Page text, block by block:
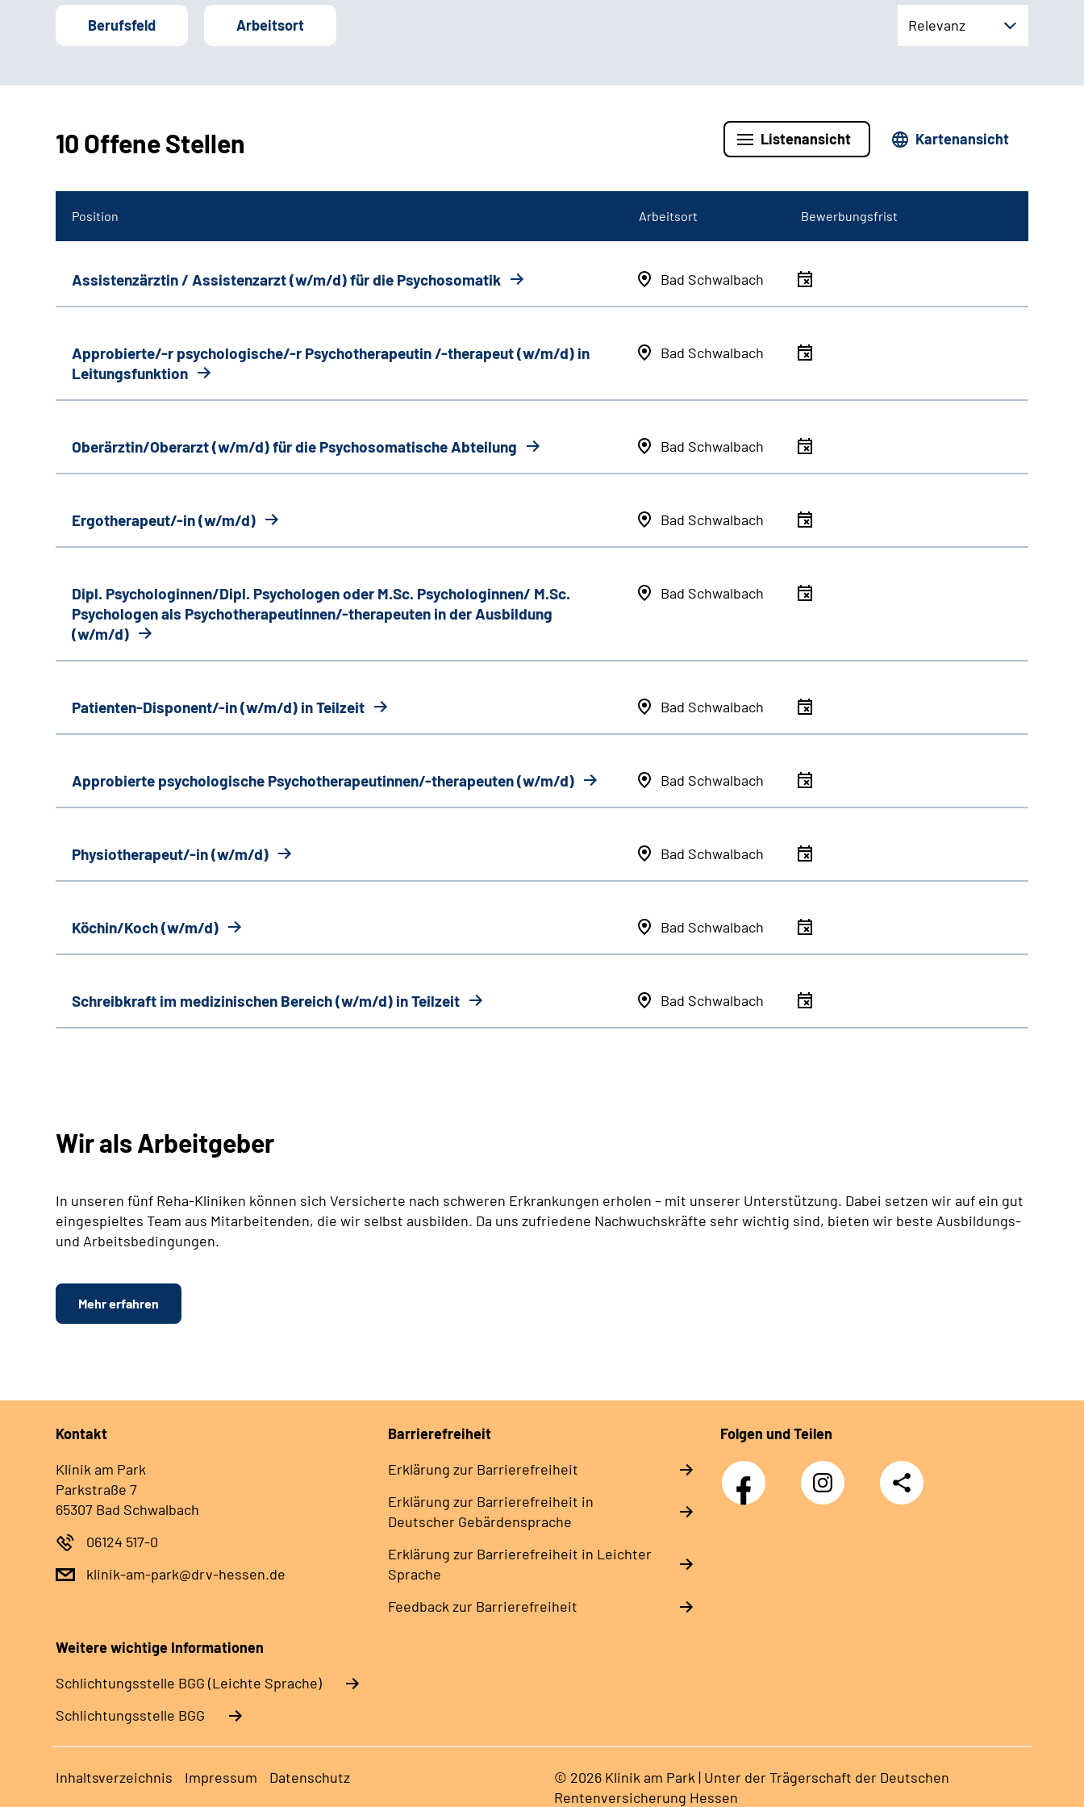
Berufsfeld Arbeitsort Relevanz
10 Offene Stellen Listenansicht Kartenansicht
Position Arbeitsort Bewerbungsfrist
Assistenzärztin / Assistenzarzt (w/m/d) für die Psychosomatik Bad Schwalbach
Approbierte/-r psychologische/-r Psychotherapeutin /-therapeut (w/m/d) in
Leitungsfunktion
Bad Schwalbach
Oberärztin/Oberarzt (w/m/d) für die Psychosomatische Abteilung Bad Schwalbach
Ergotherapeut/-in (w/m/d) Bad Schwalbach
Dipl. Psychologinnen/Dipl. Psychologen oder M.Sc. Psychologinnen/ M.Sc.
Psychologen als Psychotherapeutinnen/-therapeuten in der Ausbildung
(w/m/d)
Bad Schwalbach
Patienten-Disponent/-in (w/m/d) in Teilzeit Bad Schwalbach
Approbierte psychologische Psychotherapeutinnen/-therapeuten (w/m/d) Bad Schwalbach
Physiotherapeut/-in (w/m/d) Bad Schwalbach
Köchin/Koch (w/m/d) Bad Schwalbach
Schreibkraft im medizinischen Bereich (w/m/d) in Teilzeit Bad Schwalbach
Wir als Arbeitgeber
In unseren fünf Reha-Kliniken können sich Versicherte nach schweren Erkrankungen erholen – mit unserer Unterstützung. Dabei setzen wir auf ein gut
eingespieltes Team aus Mitarbeitenden, die wir selbst ausbilden. Da uns zufriedene Nachwuchskräfte sehr wichtig sind, bieten wir beste Ausbildungs-
und Arbeitsbedingungen.
Mehr erfahren
Kontakt
Klinik am Park
Parkstraße 7
65307 Bad Schwalbach
06124 517-0
klinik-am-park@drv-hessen.de
Barrierefreiheit
Erklärung zur Barrierefreiheit
Erklärung zur Barrierefreiheit in
Deutscher Gebärdensprache
Erklärung zur Barrierefreiheit in Leichter
Sprache
Feedback zur Barrierefreiheit
Folgen und Teilen
Facebook Instagram
Teilen
Weitere wichtige Informationen
Schlich­tungs­stel­le BGG (Leichte Sprache)
Schlich­tungs­stel­le BGG
Inhaltsverzeichnis Impressum Datenschutz
© 2026 Klinik am Park | Unter der Trägerschaft der Deutschen
Rentenversicherung Hessen